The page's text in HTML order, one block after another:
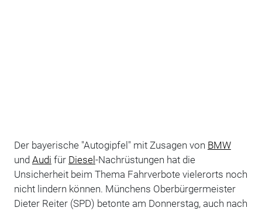
Der bayerische "Autogipfel" mit Zusagen von BMW
und Audi für Diesel-Nachrüstungen hat die
Unsicherheit beim Thema Fahrverbote vielerorts noch
nicht lindern können. Münchens Oberbürgermeister
Dieter Reiter (SPD) betonte am Donnerstag, auch nach